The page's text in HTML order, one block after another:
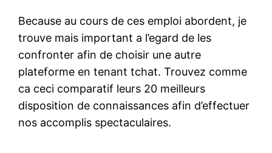
Because au cours de ces emploi abordent, je
trouve mais important a l’egard de les
confronter afin de choisir une autre
plateforme en tenant tchat. Trouvez comme
ca ceci comparatif leurs 20 meilleurs
disposition de connaissances afin d’effectuer
nos accomplis spectaculaires.